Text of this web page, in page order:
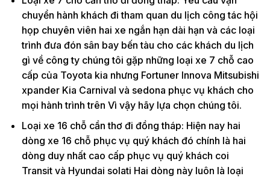
chuyển hành khách đi tham quan du lịch công tác hội
họp chuyên viên hai xe ngắn hạn dài hạn và các loại
trình đưa đón sân bay bến tàu cho các khách du lịch
gì về công ty chúng tôi gặp những loại xe 7 chỗ cao
cấp của Toyota kia nhưng Fortuner Innova Mitsubishi
xpander Kia Carnival và sedona phục vụ khách cho
mọi hành trình trên Vì vậy hãy lựa chọn chúng tôi.
Loại xe 16 chỗ cần thơ đi đồng tháp: Hiện nay hai
dòng xe 16 chỗ phục vụ quý khách đó chính là hai
dòng duy nhất cao cấp phục vụ quý khách coi
Transit và Hyundai solati Hai dòng này luôn là loại